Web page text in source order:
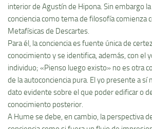
interior de Agustí­n de Hipona. Sin embargo
conciencia como tema de filosofí­a comienza
Metafí­sicas de Descartes.
Para él, la conciencia es fuente única de
conocimiento y se identifica, además, con el
individuo; «Pienso luego existo» no es otra
de la autoconciencia pura. El yo presente a
dato evidente sobre el que poder edificar o
conocimiento posterior.
A Hume se debe, en cambio, la perspectiva